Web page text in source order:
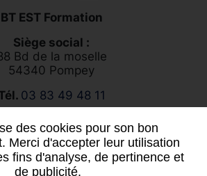
des cookies pour son bon
Merci d'accepter leur utilisation
fins d'analyse, de pertinence et
de publicité.
BT EST Formation
Siège social :
Bd de la moselle
54340 Pompey
03 83 49 48 11
un projet sur mesure ?
Contactez-nous